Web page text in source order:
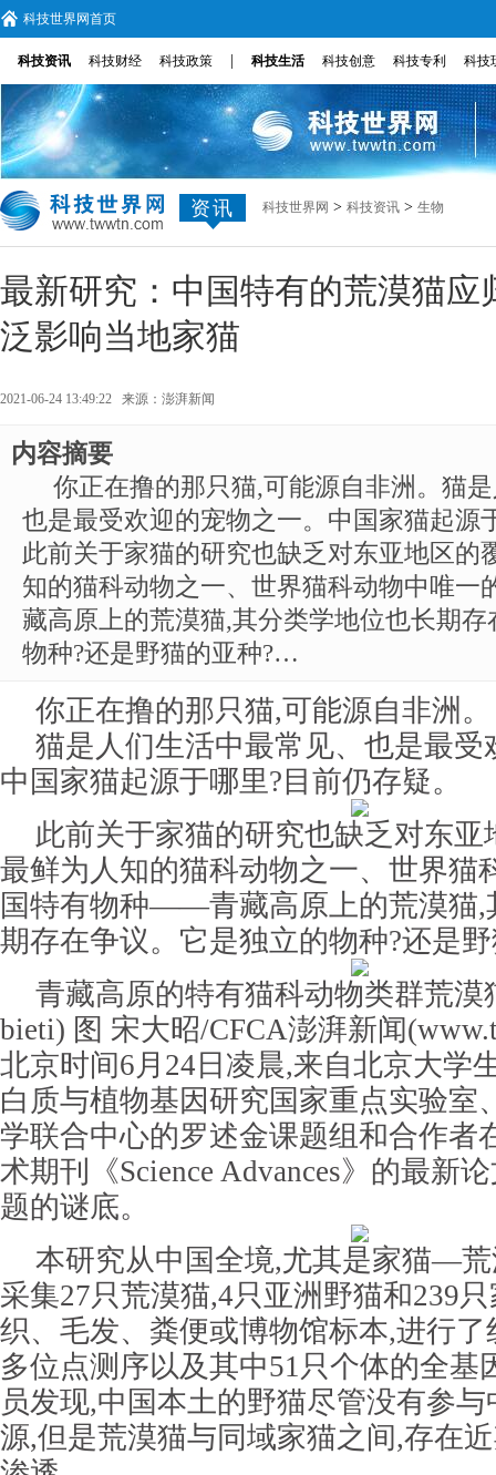
科技世界网首页
科技资讯 科技财经 科技政策 科技生活 科技创意 科技专利 科技
资讯 科技世界网 > 科技资讯 > 生物
最新研究：中国特有的荒漠猫应
泛影响当地家猫
2021-06-24 13:49:22 来源： 澎湃新闻
内容摘要
你正在撸的那只猫,可能源自非洲。猫
也是最受欢迎的宠物之一。中国家猫起源
此前关于家猫的研究也缺乏对东亚地区的
知的猫科动物之一、世界猫科动物中唯
藏高原上的荒漠猫,其分类学地位也长期
物种?还是野猫的亚种?…
你正在撸的那只猫,可能源自非洲。
猫是人们生活中最常见、也是最受
中国家猫起源于哪里?目前仍存疑。
此前关于家猫的研究也缺乏对东亚
最鲜为人知的猫科动物之一、世界猫
国特有物种——青藏高原上的荒漠猫,
期存在争议。它是独立的物种?还是
青藏高原的特有猫科动物类群荒漠
bieti) 图 宋大昭/CFCA澎湃新闻
北京时间6月24日凌晨,来自北京大学
白质与植物基因研究国家重点实验室
学联合中心的罗述金课题组和合作者
术期刊《Science Advances》的最新
题的谜底。
本研究从中国全境,尤其是家猫—
采集27只荒漠猫,4只亚洲野猫和239
织、毛发、粪便或博物馆标本,进行
多位点测序以及其中51只个体的全基
员发现,中国本土的野猫尽管没有参
源,但是荒漠猫与同域家猫之间,存在